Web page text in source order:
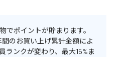
でポイントが貯まります。
間のお買い上げ累計金額によ
ランクが変わり、最大15%ま